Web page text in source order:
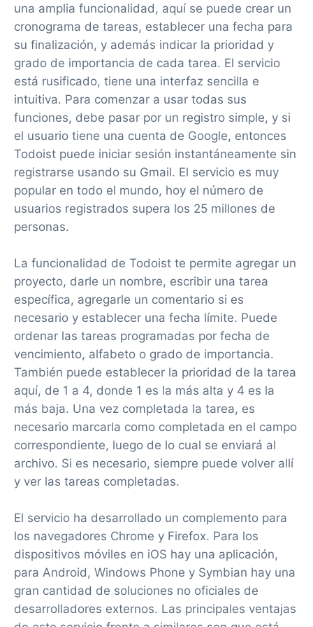
una amplia funcionalidad, aquí se puede crear un
cronograma de tareas, establecer una fecha para
su finalización, y además indicar la prioridad y
grado de importancia de cada tarea. El servicio
está rusificado, tiene una interfaz sencilla e
intuitiva. Para comenzar a usar todas sus
funciones, debe pasar por un registro simple, y si
el usuario tiene una cuenta de Google, entonces
Todoist puede iniciar sesión instantáneamente sin
registrarse usando su Gmail. El servicio es muy
popular en todo el mundo, hoy el número de
usuarios registrados supera los 25 millones de
personas.
La funcionalidad de Todoist te permite agregar un
proyecto, darle un nombre, escribir una tarea
específica, agregarle un comentario si es
necesario y establecer una fecha límite. Puede
ordenar las tareas programadas por fecha de
vencimiento, alfabeto o grado de importancia.
También puede establecer la prioridad de la tarea
aquí, de 1 a 4, donde 1 es la más alta y 4 es la
más baja. Una vez completada la tarea, es
necesario marcarla como completada en el campo
correspondiente, luego de lo cual se enviará al
archivo. Si es necesario, siempre puede volver allí
y ver las tareas completadas.
El servicio ha desarrollado un complemento para
los navegadores Chrome y Firefox. Para los
dispositivos móviles en iOS hay una aplicación,
para Android, Windows Phone y Symbian hay una
gran cantidad de soluciones no oficiales de
desarrolladores externos. Las principales ventajas